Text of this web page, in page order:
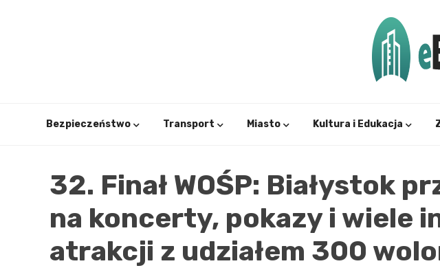
Bezpieczeństwo Transport Miasto Kultura i Edukacja
32. Finał WOŚP: Białystok
na koncerty, pokazy i wiele
atrakcji z udziałem 300